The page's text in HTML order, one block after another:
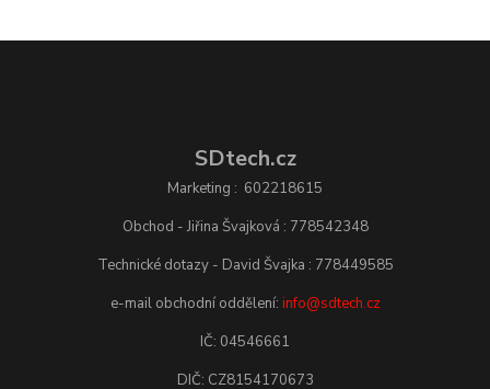
SDtech.cz
Marketing : 602218615
Obchod - Jiřina Švajková : 778542348
Technické dotazy - David Švajka : 778449585
e-mail obchodní oddělení: info@sdtech.cz
IČ: 04546661
DIČ: CZ8154170673